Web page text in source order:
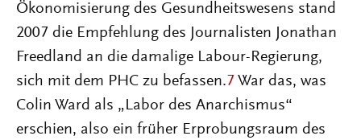
Ökonomisierung des Gesundheitswesens stand
2007 die Empfehlung des Journalisten Jonathan
Freedland an die damalige Labour-Regierung,
sich mit dem PHC zu befassen.7 War das, was
Colin Ward als „Labor des Anarchismus“
erschien, also ein früher Erprobungsraum des